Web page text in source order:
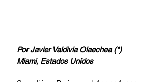
Por Javier Valdivia Olaechea (*)
Miami, Estados Unidos